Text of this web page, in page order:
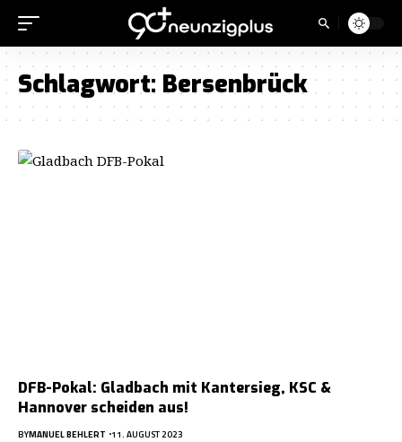
Schlagwort: Bersenbrück
DFB-Pokal: Gladbach mit Kantersieg, KSC &
Hannover scheiden aus!
BYMANUEL BEHLERT 11. AUGUST 2023